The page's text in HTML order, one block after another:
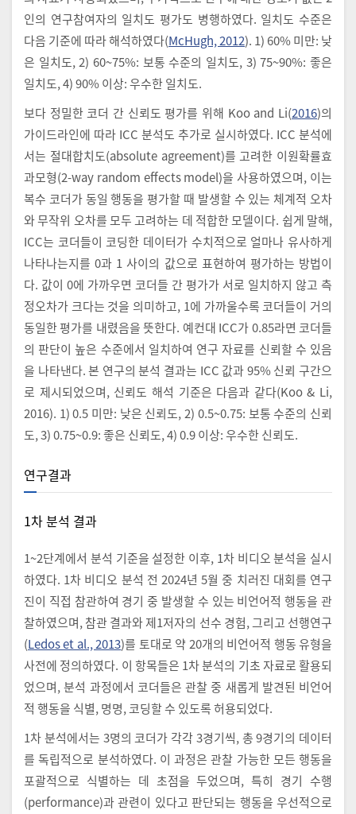
인의 연구참여자의 일치도 평가도 병행하였다. 일치도 수준은
다음 기준에 따라 해석하였다(McHugh, 2012). 1) 60% 미만: 낮
은 일치도, 2) 60~75%: 보통 수준의 일치도, 3) 75~90%: 좋은
일치도, 4) 90% 이상: 우수한 일치도.
보다 정밀한 코더 간 신뢰도 평가를 위해 Koo and Li(2016)의
가이드라인에 따라 ICC 분석도 추가로 실시하였다. ICC 분석에
서는 절대합치도(absolute agreement)를 고려한 이원확률효
과모형(2-way random effects model)을 사용하였으며, 이는
복수 코더가 동일 행동을 평가할 때 발생할 수 있는 체계적 오차
와 무작위 오차를 모두 고려하는 데 적합한 모델이다. 쉽게 말해,
ICC는 코더들이 코딩한 데이터가 수치적으로 얼마나 유사하게
나타나는지를 0과 1 사이의 값으로 표현하여 평가하는 방법이
다. 값이 0에 가까우면 코더들 간 평가가 서로 일치하지 않고 측
정오차가 크다는 것을 의미하고, 1에 가까울수록 코더들이 거의
동일한 평가를 내렸음을 뜻한다. 예컨대 ICC가 0.85라면 코더들
의 판단이 높은 수준에서 일치하여 연구 자료를 신뢰할 수 있음
을 나타낸다. 본 연구의 분석 결과는 ICC 값과 95% 신뢰 구간으
로 제시되었으며, 신뢰도 해석 기준은 다음과 같다(Koo & Li,
2016). 1) 0.5 미만: 낮은 신뢰도, 2) 0.5~0.75: 보통 수준의 신뢰
도, 3) 0.75~0.9: 좋은 신뢰도, 4) 0.9 이상: 우수한 신뢰도.
연구결과
1차 분석 결과
1~2단계에서 분석 기준을 설정한 이후, 1차 비디오 분석을 실시
하였다. 1차 비디오 분석 전 2024년 5월 중 치러진 대회를 연구
진이 직접 참관하여 경기 중 발생할 수 있는 비언어적 행동을 관
찰하였으며, 참관 결과와 제1저자의 선수 경험, 그리고 선행연구
(Ledos et al., 2013)를 토대로 약 20개의 비언어적 행동 유형을
사전에 정의하였다. 이 항목들은 1차 분석의 기초 자료로 활용되
었으며, 분석 과정에서 코더들은 관찰 중 새롭게 발견된 비언어
적 행동을 식별, 명명, 코딩할 수 있도록 허용되었다.
1차 분석에서는 3명의 코더가 각각 3경기씩, 총 9경기의 데이터
를 독립적으로 분석하였다. 이 과정은 관찰 가능한 모든 행동을
포괄적으로 식별하는 데 초점을 두었으며, 특히 경기 수행
(performance)과 관련이 있다고 판단되는 행동을 우선적으로